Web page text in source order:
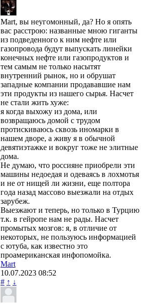
Mart, вы неугомонный, да? Но я опять
вас расстрою: названные мною гиганты
из подведенного к ним нефте или
газопровода будут выпускать линейки
конечных нефте или газопродуктов и
тем самым не только насытят
внутренний рынок, но и обрушат
западные компании продававшие нам
эти продукты из нашего сырья. Насчет
не стали жить хуже:
я когда выхожу из дома, или
возвращаюсь домой с трудом
протискиваюсь сквозь иномарки в
нашем дворе, а живу я в обычной
девятиэтажке и вокруг тоже не элитные
дома.
Не думаю, что россияне приобрели эти
машины недоедая и одеваясь в лохмотья
и не от нищей ли жизни, еще полтора
года назад массово выезжали на отдых
зарубеж.
Выезжают и теперь, но только в Турцию
т.к. в гейропе нам не рады. Насчет
промытых мозгов: я, в отличие от
некоторых, не пользуюсь информацией
с ютуба, как известно это
проамериканская инфопомойка.
Mart
10.07.2023 08:52
# ↑ ↓